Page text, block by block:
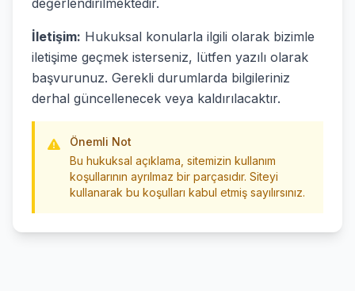
değerlendirilmektedir.
İletişim: Hukuksal konularla ilgili olarak bizimle
iletişime geçmek isterseniz, lütfen yazılı olarak
başvurunuz. Gerekli durumlarda bilgileriniz
derhal güncellenecek veya kaldırılacaktır.
Önemli Not
Bu hukuksal açıklama, sitemizin kullanım
koşullarının ayrılmaz bir parçasıdır. Siteyi
kullanarak bu koşulları kabul etmiş sayılırsınız.